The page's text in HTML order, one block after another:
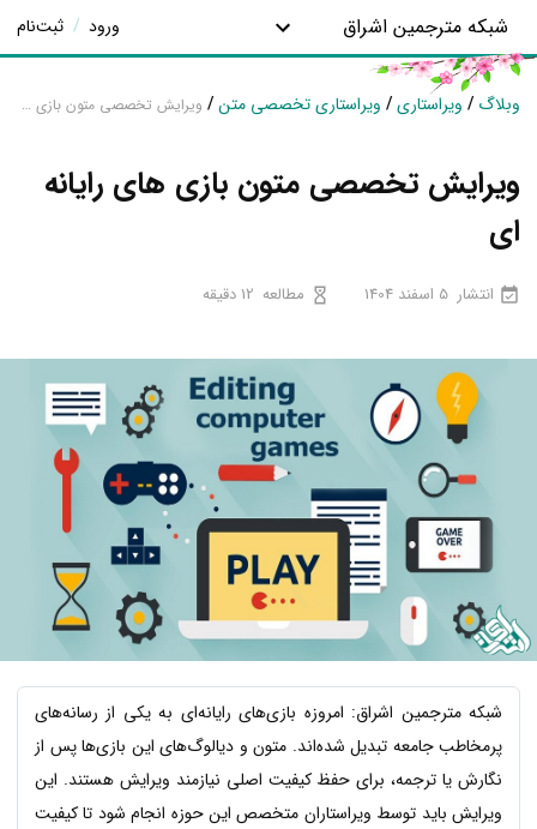
شبکه مترجمین اشراق ورود / ثبت‌نام
وبلاگ / ویراستاری/ ویراستاری تخصصی متن/ ویرایش تخصصی متون بازی های رایانه ای
ویرایش تخصصی متون بازی های رایانه
ای
انتشار 5 اسفند 1404 مطالعه 12 دقیقه
شبکه مترجمین اشراق: امروزه بازی‌های رایانه‌ای به یکی از رسانه‌های
پرمخاطب جامعه تبدیل شده‌اند. متون و دیالوگ‌های این بازی‌ها پس از
نگارش یا ترجمه، برای حفظ کیفیت اصلی نیازمند ویرایش هستند. این
ویرایش باید توسط ویراستاران متخصص این حوزه انجام شود تا کیفیت